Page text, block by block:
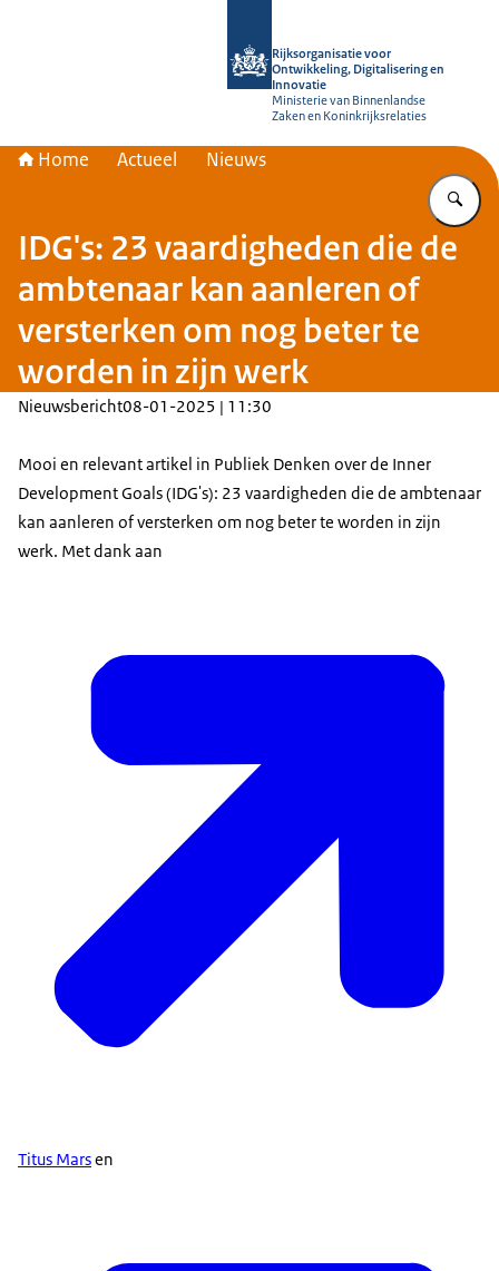
Rijksorganisatie voor
Ontwikkeling, Digitalisering en
Innovatie
Ministerie van Binnenlandse
Zaken en Koninkrijksrelaties
Home Actueel Nieuws
IDG's: 23 vaardigheden die de
ambtenaar kan aanleren of
versterken om nog beter te
worden in zijn werk
Nieuwsbericht08-01-2025 | 11:30
Mooi en relevant artikel in Publiek Denken over de Inner
Development Goals (IDG's): 23 vaardigheden die de ambtenaar
kan aanleren of versterken om nog beter te worden in zijn
werk. Met dank aan
Titus Marsen